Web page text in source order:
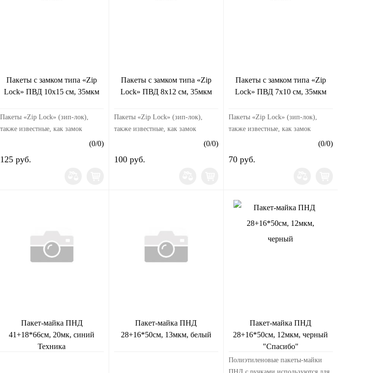
Пакеты с замком типа «Zip
Lock» ПВД 10х15 см, 35мкм
Пакеты «Zip Lock» (зип-лок),
также известные, как замок
«гриппер» — это универсальные
произведенные из
(0/0)
125 руб.
Пакеты с замком типа «Zip
Lock» ПВД 8х12 см, 35мкм
Пакеты «Zip Lock» (зип-лок),
также известные, как замок
«гриппер» — это универсальные
произведенные из
(0/0)
100 руб.
Пакеты с замком типа «Zip
Lock» ПВД 7х10 см, 35мкм
Пакеты «Zip Lock» (зип-лок),
также известные, как замок
«гриппер» — это универсальные
произведенные из
(0/0)
70 руб.
Пакет-майка ПНД
41+18*66см, 20мк, синий
Техника
Пакет-майка ПНД
28+16*50см, 13мкм, белый
Пакет-майка ПНД
28+16*50см, 12мкм, черный
"Спасибо"
Полиэтиленовые пакеты-майки